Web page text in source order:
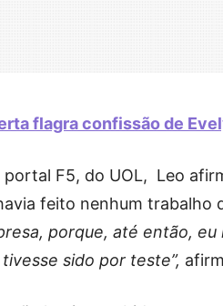
flagra confissão de
portal F5, do UOL, Leo
feito nenhum trabalho
porque, até então,
sido por teste”,